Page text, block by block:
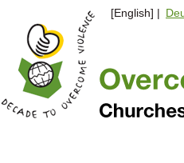
[English] |